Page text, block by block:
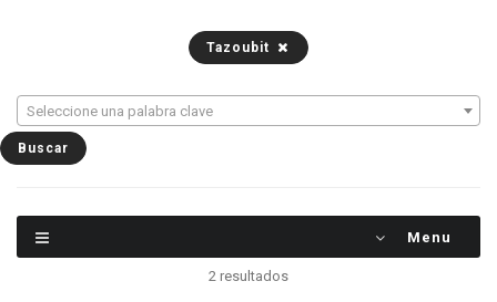
Tazoubit
Seleccione una palabra clave
Menu
2 resultados